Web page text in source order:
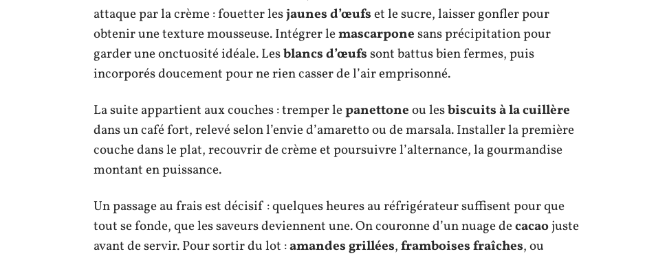
attaque par la crème : fouetter lesjaunes d’œufset le sucre, laisser gonfler pour
obtenir une texture mousseuse. Intégrer lemascarponesans précipitation pour
garder une onctuosité idéale. Lesblancs d’œufssont battus bien fermes, puis
incorporés doucement pour ne rien casser de l’air emprisonné.
La suite appartient aux couches : tremper lepanettoneou lesbiscuits à la cuillère
dans un café fort, relevé selon l’envie d’amaretto ou de marsala. Installer la première
couche dans le plat, recouvrir de crème et poursuivre l’alternance, la gourmandise
montant en puissance.
Un passage au frais est décisif : quelques heures au réfrigérateur suffisent pour que
tout se fonde, que les saveurs deviennent une. On couronne d’un nuage decacaojuste
avant de servir. Pour sortir du lot :amandes grillées,framboises fraîches, ou